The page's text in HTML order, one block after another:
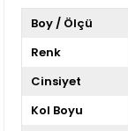
Boy / Ölçü
Renk
Cinsiyet
Kol Boyu